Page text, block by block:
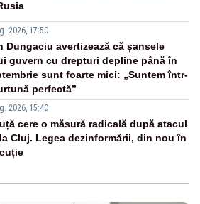
2026, 17:50
Dungaciu avertizează că șansele
guvern cu drepturi depline până în
sunt foarte mici: „Suntem într-
perfectă”
2026, 15:40
cere o măsură radicală după atacul
Cluj. Legea dezinformării, din nou în